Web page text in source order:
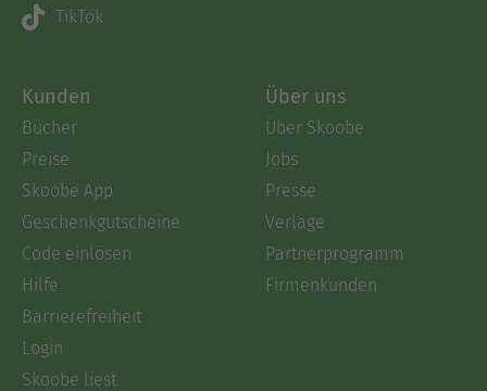
TikTok
Kunden
Bücher
Preise
Skoobe App
Geschenkgutscheine
Code einlösen
Hilfe
Barrierefreiheit
Login
Skoobe liest
Über uns
Über Skoobe
Jobs
Presse
Verlage
Partnerprogramm
Firmenkunden